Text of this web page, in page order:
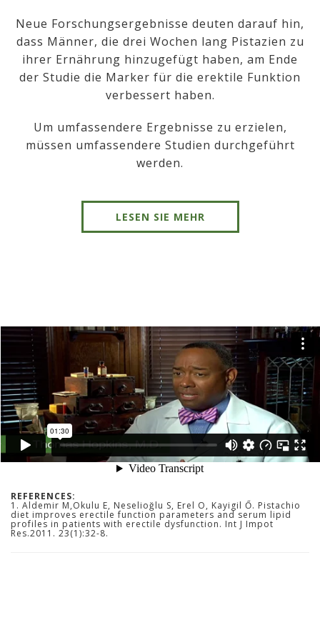
Neue Forschungsergebnisse deuten darauf hin,
dass Männer, die drei Wochen lang Pistazien zu
ihrer Ernährung hinzugefügt haben, am Ende
der Studie die Marker für die erektile Funktion
verbessert haben.
Um umfassendere Ergebnisse zu erzielen,
müssen umfassendere Studien durchgeführt
werden.
LESEN SIE MEHR
REFERENCES:
1. Aldemir M,Okulu E, Neselioğlu S, Erel O, Kayigil Ő. Pistachio
diet improves erectile function parameters and serum lipid
profiles in patients with erectile dysfunction. Int J Impot
Res.2011. 23(1):32-8.